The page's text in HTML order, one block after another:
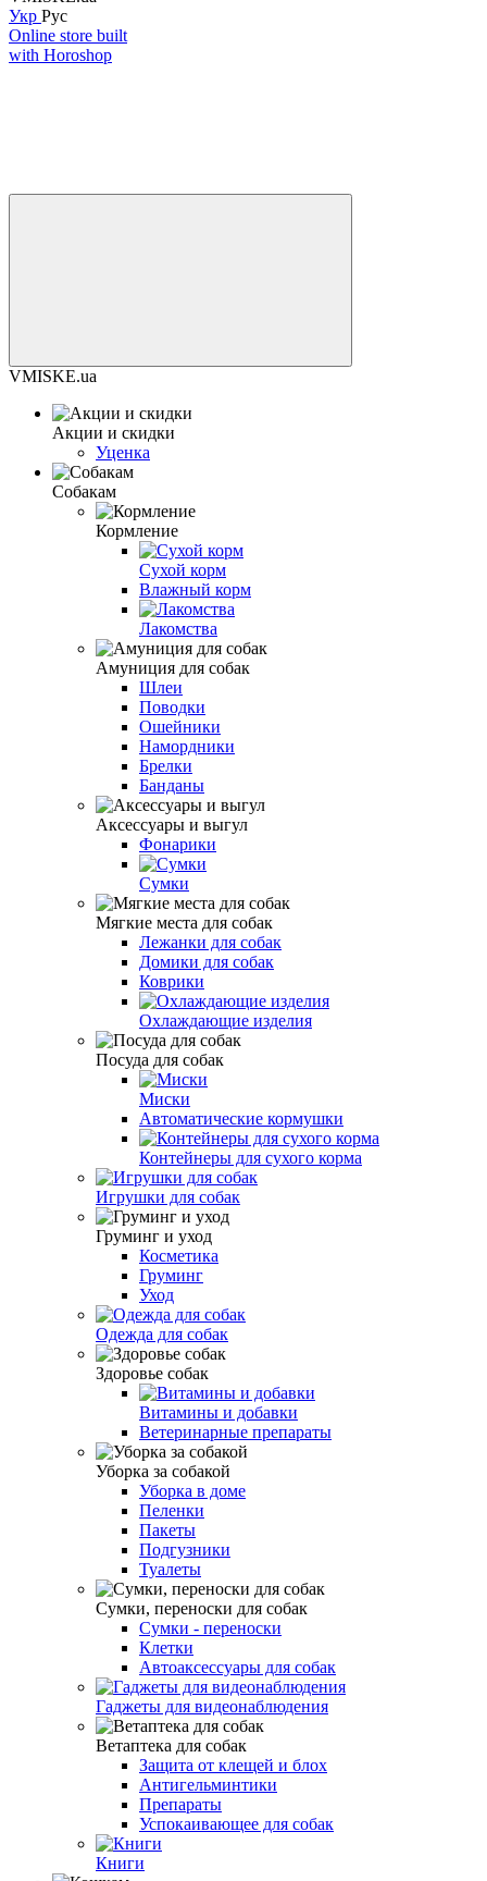
Укр Рус
Online store built
with Horoshop
VMISKE.ua
Акции и скидки
Уценка
Собакам
Кормление
Сухой корм
Влажный корм
Лакомства
Амуниция для собак
Шлеи
Поводки
Ошейники
Намордники
Брелки
Банданы
Аксессуары и выгул
Фонарики
Сумки
Мягкие места для собак
Лежанки для собак
Домики для собак
Коврики
Охлаждающие изделия
Посуда для собак
Миски
Автоматические кормушки
Контейнеры для сухого корма
Игрушки для собак
Груминг и уход
Косметика
Груминг
Уход
Одежда для собак
Здоровье собак
Витамины и добавки
Ветеринарные препараты
Уборка за собакой
Уборка в доме
Пеленки
Пакеты
Подгузники
Туалеты
Сумки, переноски для собак
Сумки - переноски
Клетки
Автоаксессуары для собак
Гаджеты для видеонаблюдения
Ветаптека для собак
Защита от клещей и блох
Антигельминтики
Препараты
Успокаивающее для собак
Книги